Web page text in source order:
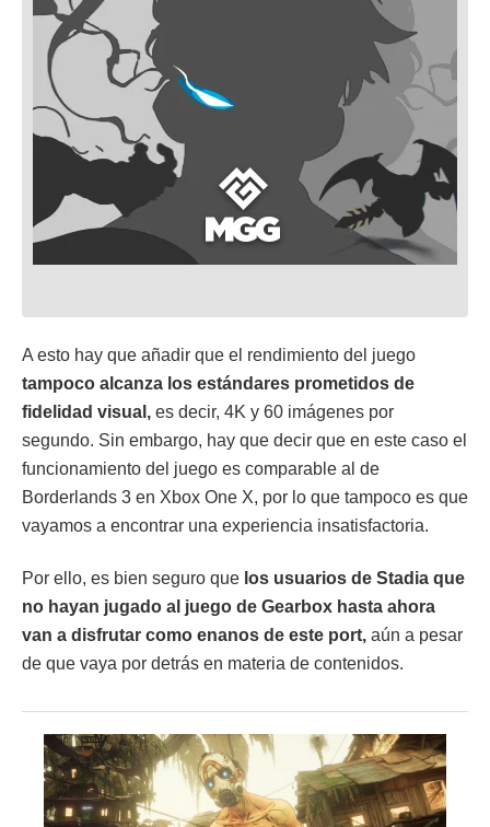
A esto hay que añadir que el rendimiento del juego
tampoco alcanza los estándares prometidos de
fidelidad visual, es decir, 4K y 60 imágenes por
segundo. Sin embargo, hay que decir que en este caso el
funcionamiento del juego es comparable al de
Borderlands 3 en Xbox One X, por lo que tampoco es que
vayamos a encontrar una experiencia insatisfactoria.
Por ello, es bien seguro que los usuarios de Stadia que
no hayan jugado al juego de Gearbox hasta ahora
van a disfrutar como enanos de este port, aún a pesar
de que vaya por detrás en materia de contenidos.